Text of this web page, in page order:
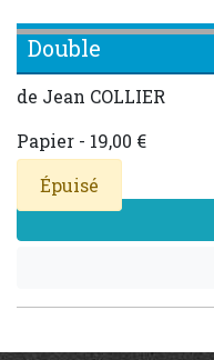
Double
de Jean COLLIER
Papier - 19,00 €
Épuisé